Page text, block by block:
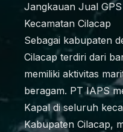
Jangkauan Jual
Kecamatan Cilacap
Sebagai kabupaten
Cilacap terdiri dari
memiliki aktivitas
beragam. PT IAPS
Kapal di seluruh
Kabupaten Cilacap,